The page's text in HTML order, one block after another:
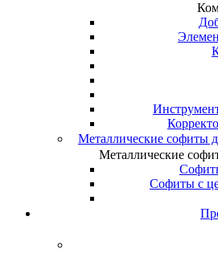
Металлические софиты
Металлические
Софиты с